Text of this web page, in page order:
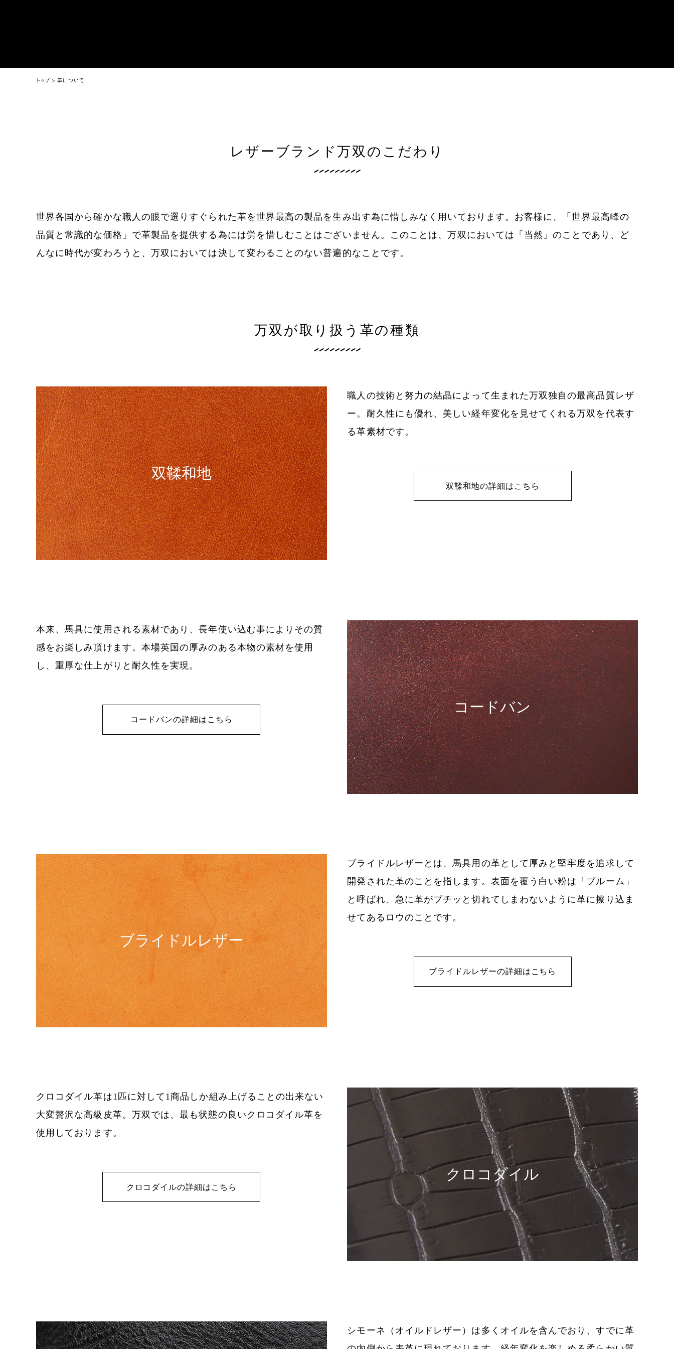
トップ 革について
レザーブランド万双のこだわり
世界各国から確かな職人の眼で選りすぐられた革を世界最高の製品を生み出す為に惜しみなく用いております。お客様に、「世界最高峰の
品質と常識的な価格」で革製品を提供する為には労を惜しむことはございません。このことは、万双においては「当然」のことであり、ど
んなに時代が変わろうと、万双においては決して変わることのない普遍的なことです。
万双が取り扱う革の種類
双鞣和地
職人の技術と努力の結晶によって生まれた万双独自の最高品質レザ
ー。耐久性にも優れ、美しい経年変化を見せてくれる万双を代表す
る革素材です。
双鞣和地の詳細はこちら
コードバン
本来、馬具に使用される素材であり、長年使い込む事によりその質
感をお楽しみ頂けます。本場英国の厚みのある本物の素材を使用
し、重厚な仕上がりと耐久性を実現。
コードバンの詳細はこちら
ブライドルレザー
ブライドルレザーとは、馬具用の革として厚みと堅牢度を追求して
開発された革のことを指します。表面を覆う白い粉は「ブルーム」
と呼ばれ、急に革がブチッと切れてしまわないように革に擦り込ま
せてあるロウのことです。
ブライドルレザーの詳細はこちら
クロコダイル
クロコダイル革は1匹に対して1商品しか組み上げることの出来ない
大変贅沢な高級皮革。万双では、最も状態の良いクロコダイル革を
使用しております。
クロコダイルの詳細はこちら
シモーネ（オイルドレザー）は多くオイルを含んでおり、すでに革